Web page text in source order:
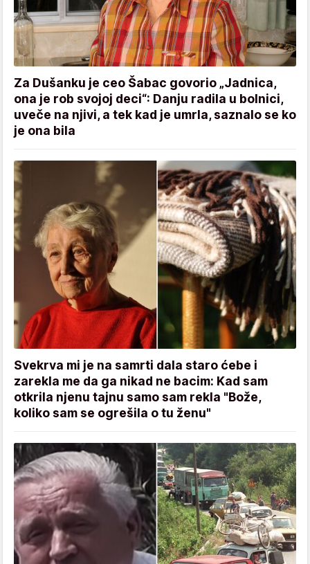
Za Dušanku je ceo Šabac govorio „Jadnica,
ona je rob svojoj deci“: Danju radila u bolnici,
uveče na njivi, a tek kad je umrla, saznalo se ko
je ona bila
Svekrva mi je na samrti dala staro ćebe i
zarekla me da ga nikad ne bacim: Kad sam
otkrila njenu tajnu samo sam rekla "Bože,
koliko sam se ogrešila o tu ženu"